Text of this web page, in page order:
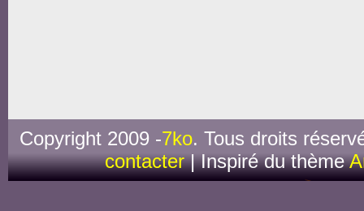
Copyright 2009 -7ko. Tous droits
contacter| Inspiré du thème